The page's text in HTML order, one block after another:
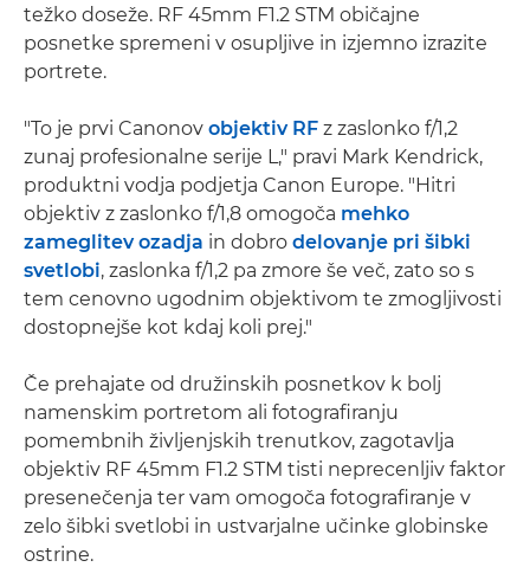
težko doseže. RF 45mm F1.2 STM običajne
posnetke spremeni v osupljive in izjemno izrazite
portrete.
"To je prvi Canonov objektiv RF z zaslonko f/1,2
zunaj profesionalne serije L," pravi Mark Kendrick,
produktni vodja podjetja Canon Europe. "Hitri
objektiv z zaslonko f/1,8 omogoča mehko
zameglitev ozadja in dobro delovanje pri šibki
svetlobi, zaslonka f/1,2 pa zmore še več, zato so s
tem cenovno ugodnim objektivom te zmogljivosti
dostopnejše kot kdaj koli prej."
Če prehajate od družinskih posnetkov k bolj
namenskim portretom ali fotografiranju
pomembnih življenjskih trenutkov, zagotavlja
objektiv RF 45mm F1.2 STM tisti neprecenljiv faktor
presenečenja ter vam omogoča fotografiranje v
zelo šibki svetlobi in ustvarjalne učinke globinske
ostrine.